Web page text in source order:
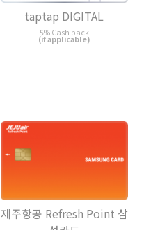
taptap DIGITAL
5% Cash back
(if applicable)
제주항공 Refresh Point 삼